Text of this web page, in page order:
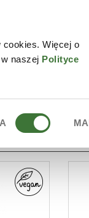
Więcej o
naszej Polityce